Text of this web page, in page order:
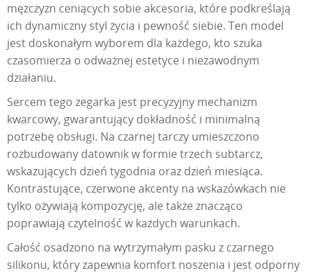
mężczyzn ceniących sobie akcesoria, które podkreślają
ich dynamiczny styl życia i pewność siebie. Ten model
jest doskonałym wyborem dla każdego, kto szuka
czasomierza o odważnej estetyce i niezawodnym
działaniu.
Sercem tego zegarka jest precyzyjny mechanizm
kwarcowy, gwarantujący dokładność i minimalną
potrzebę obsługi. Na czarnej tarczy umieszczono
rozbudowany datownik w formie trzech subtarcz,
wskazujących dzień tygodnia oraz dzień miesiąca.
Kontrastujące, czerwone akcenty na wskazówkach nie
tylko ożywiają kompozycję, ale także znacząco
poprawiają czytelność w każdych warunkach.
Całość osadzono na wytrzymałym pasku z czarnego
silikonu, który zapewnia komfort noszenia i jest odporny